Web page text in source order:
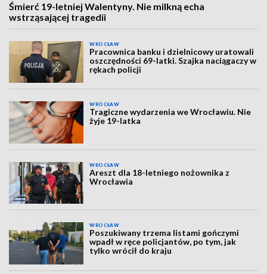
Śmierć 19-letniej Walentyny. Nie milkną echa
wstrząsającej tragedii
WROCŁAW
Pracownica banku i dzielnicowy uratowali
oszczędności 69-latki. Szajka naciągaczy w
rękach policji
WROCŁAW
Tragiczne wydarzenia we Wrocławiu. Nie
żyje 19-latka
WROCŁAW
Areszt dla 18-letniego nożownika z
Wrocławia
WROCŁAW
Poszukiwany trzema listami gończymi
wpadł w ręce policjantów, po tym, jak
tylko wrócił do kraju